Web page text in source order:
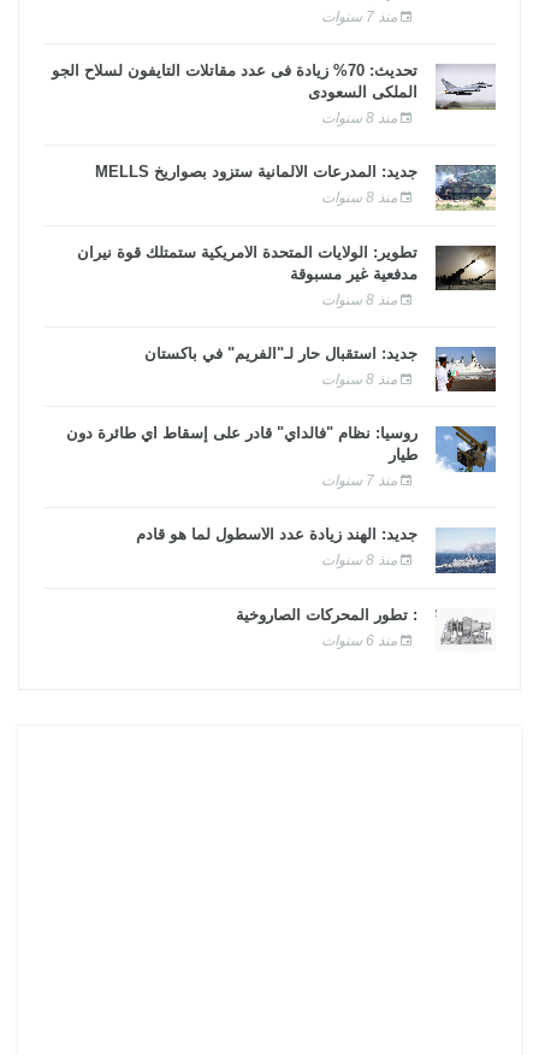
منذ 7 سنوات
تحديث: 70% زيادة فى عدد مقاتلات التايفون لسلاح الجو
الملكى السعودى
منذ 8 سنوات
جديد: المدرعات الألمانية ستزود بصواريخ MELLS
منذ 8 سنوات
تطوير: الولايات المتحدة الأمريكية ستمتلك قوة نيران
مدفعية غير مسبوقة
منذ 8 سنوات
جديد: استقبال حار لـ"الفريم" في باكستان
منذ 8 سنوات
روسيا: نظام "فالداي" قادر على إسقاط أي طائرة دون
طيار
منذ 7 سنوات
جديد: الهند زيادة عدد الأسطول لما هو قادم
منذ 8 سنوات
: تطور المحركات الصاروخية
منذ 6 سنوات